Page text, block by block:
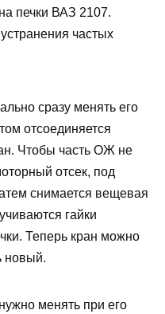
печки ВАЗ 2107.
частых
сразу менять его
отсоединяется
Чтобы часть ОЖ не
отсек, под
снимается вещевая
гайки
Теперь кран можно
новый.
менять при его